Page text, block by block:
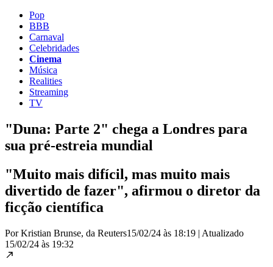
Pop
BBB
Carnaval
Celebridades
Cinema
Música
Realities
Streaming
TV
"Duna: Parte 2" chega a Londres para
sua pré-estreia mundial
"Muito mais difícil, mas muito mais
divertido de fazer", afirmou o diretor da
ficção científica
Por Kristian Brunse, da Reuters15/02/24 às 18:19 | Atualizado
15/02/24 às 19:32